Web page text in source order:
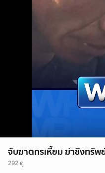
จับฆาตกรเหี้ยม ฆ่าชิงทรั
292 ดู